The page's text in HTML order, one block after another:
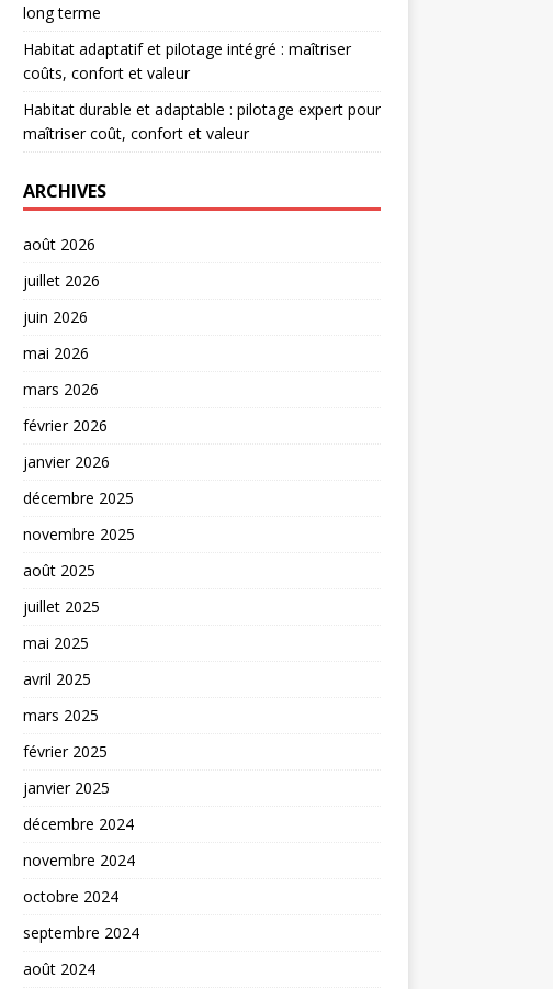
long terme
Habitat adaptatif et pilotage intégré : maîtriser
coûts, confort et valeur
Habitat durable et adaptable : pilotage expert pour
maîtriser coût, confort et valeur
ARCHIVES
août 2026
juillet 2026
juin 2026
mai 2026
mars 2026
février 2026
janvier 2026
décembre 2025
novembre 2025
août 2025
juillet 2025
mai 2025
avril 2025
mars 2025
février 2025
janvier 2025
décembre 2024
novembre 2024
octobre 2024
septembre 2024
août 2024